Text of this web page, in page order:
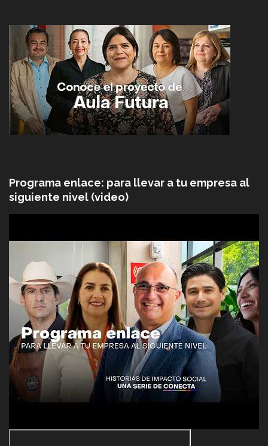
Programa enlace: para llevar a tu empresa al
siguiente nivel (video)